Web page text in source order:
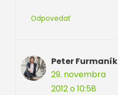
Odpovedať
Peter Furmaník
29. novembra
2012 o 10:58